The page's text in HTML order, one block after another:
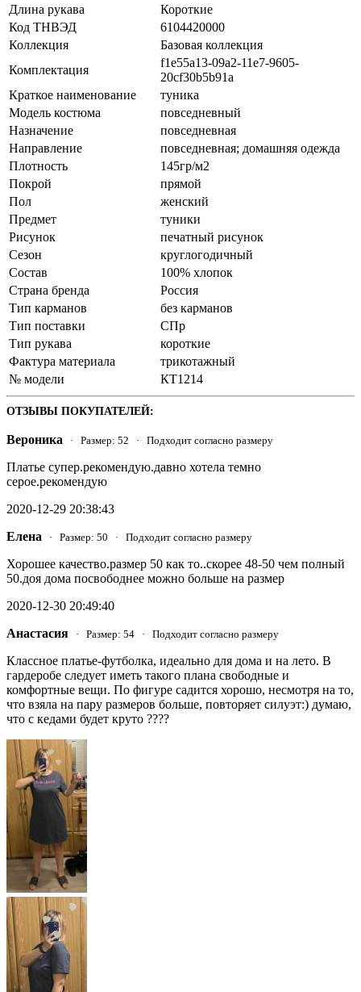
Длина рукава
Короткие
Код ТНВЭД
6104420000
Коллекция
Базовая коллекция
Комплектация
f1e55a13-09a2-11e7-9605-
20cf30b5b91a
Краткое наименование
туника
Модель костюма
повседневный
Назначение
повседневная
Направление
повседневная; домашняя одежда
Плотность
145гр/м2
Покрой
прямой
Пол
женский
Предмет
туники
Рисунок
печатный рисунок
Сезон
круглогодичный
Состав
100% хлопок
Страна бренда
Россия
Тип карманов
без карманов
Тип поставки
СПр
Тип рукава
короткие
Фактура материала
трикотажный
№ модели
КТ1214
ОТЗЫВЫ ПОКУПАТЕЛЕЙ:
Вероника · Размер: 52 · Подходит согласно размеру
Платье супер.рекомендую.давно хотела темно
серое.рекомендую
2020-12-29 20:38:43
Елена · Размер: 50 · Подходит согласно размеру
Хорошее качество.размер 50 как то..скорее 48-50 чем полный
50.доя дома посвободнее можно больше на размер
2020-12-30 20:49:40
Анастасия · Размер: 54 · Подходит согласно размеру
Классное платье-футболка, идеально для дома и на лето. В
гардеробе следует иметь такого плана свободные и
комфортные вещи. По фигуре садится хорошо, несмотря на то,
что взяла на пару размеров больше, повторяет силуэт:) думаю,
что с кедами будет круто ????